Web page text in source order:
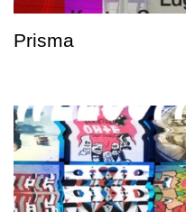
Prisma